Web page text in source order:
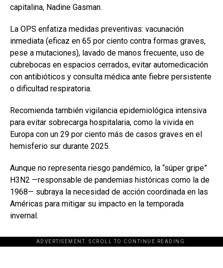
capitalina, Nadine Gasman.
La OPS enfatiza medidas preventivas: vacunación
inmediata (eficaz en 65 por ciento contra formas graves,
pese a mutaciones), lavado de manos frecuente, uso de
cubrebocas en espacios cerrados, evitar automedicación
con antibióticos y consulta médica ante fiebre persistente
o dificultad respiratoria.
Recomienda también vigilancia epidemiológica intensiva
para evitar sobrecarga hospitalaria, como la vivida en
Europa con un 29 por ciento más de casos graves en el
hemisferio sur durante 2025.
Aunque no representa riesgo pandémico, la “súper gripe”
H3N2 —responsable de pandemias históricas como la de
1968— subraya la necesidad de acción coordinada en las
Américas para mitigar su impacto en la temporada
invernal.
ADVERTISEMENT. SCROLL TO CONTINUE READING.